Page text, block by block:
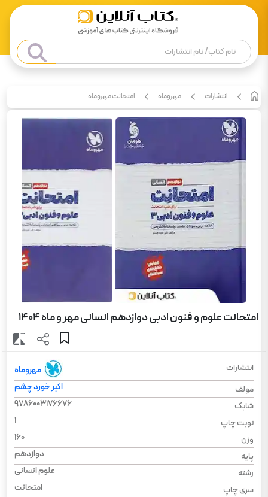
انتشارات مهروماه امتحانت مهروماه
امتحانت علوم و فنون ادبی دوازدهم انسانی مهر و ماه 1404
انتشارات
مهروماه
مولف
اکبر خورد چشم
شابک
9786003176676
نوبت چاپ
1
وزن
160
پایه
دوازدهم
رشته
علوم انسانی
سری چاپ
امتحانت